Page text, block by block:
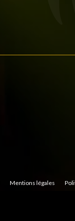
Mentions légales